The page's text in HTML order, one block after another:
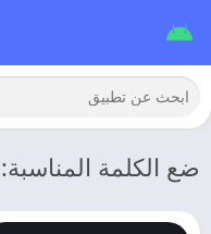
ضع الكلمة